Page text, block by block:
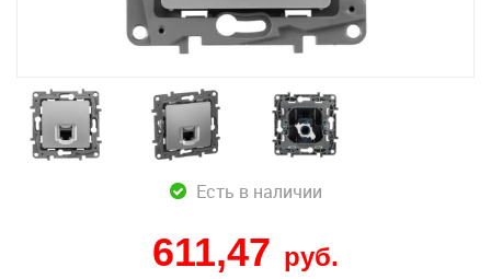
Есть в наличии
611,47 руб.